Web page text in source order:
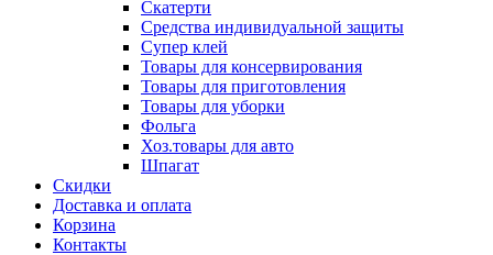
Скатерти
Средства индивидуальной защиты
Супер клей
Товары для консервирования
Товары для приготовления
Товары для уборки
Фольга
Хоз.товары для авто
Шпагат
Скидки
Доставка и оплата
Корзина
Контакты